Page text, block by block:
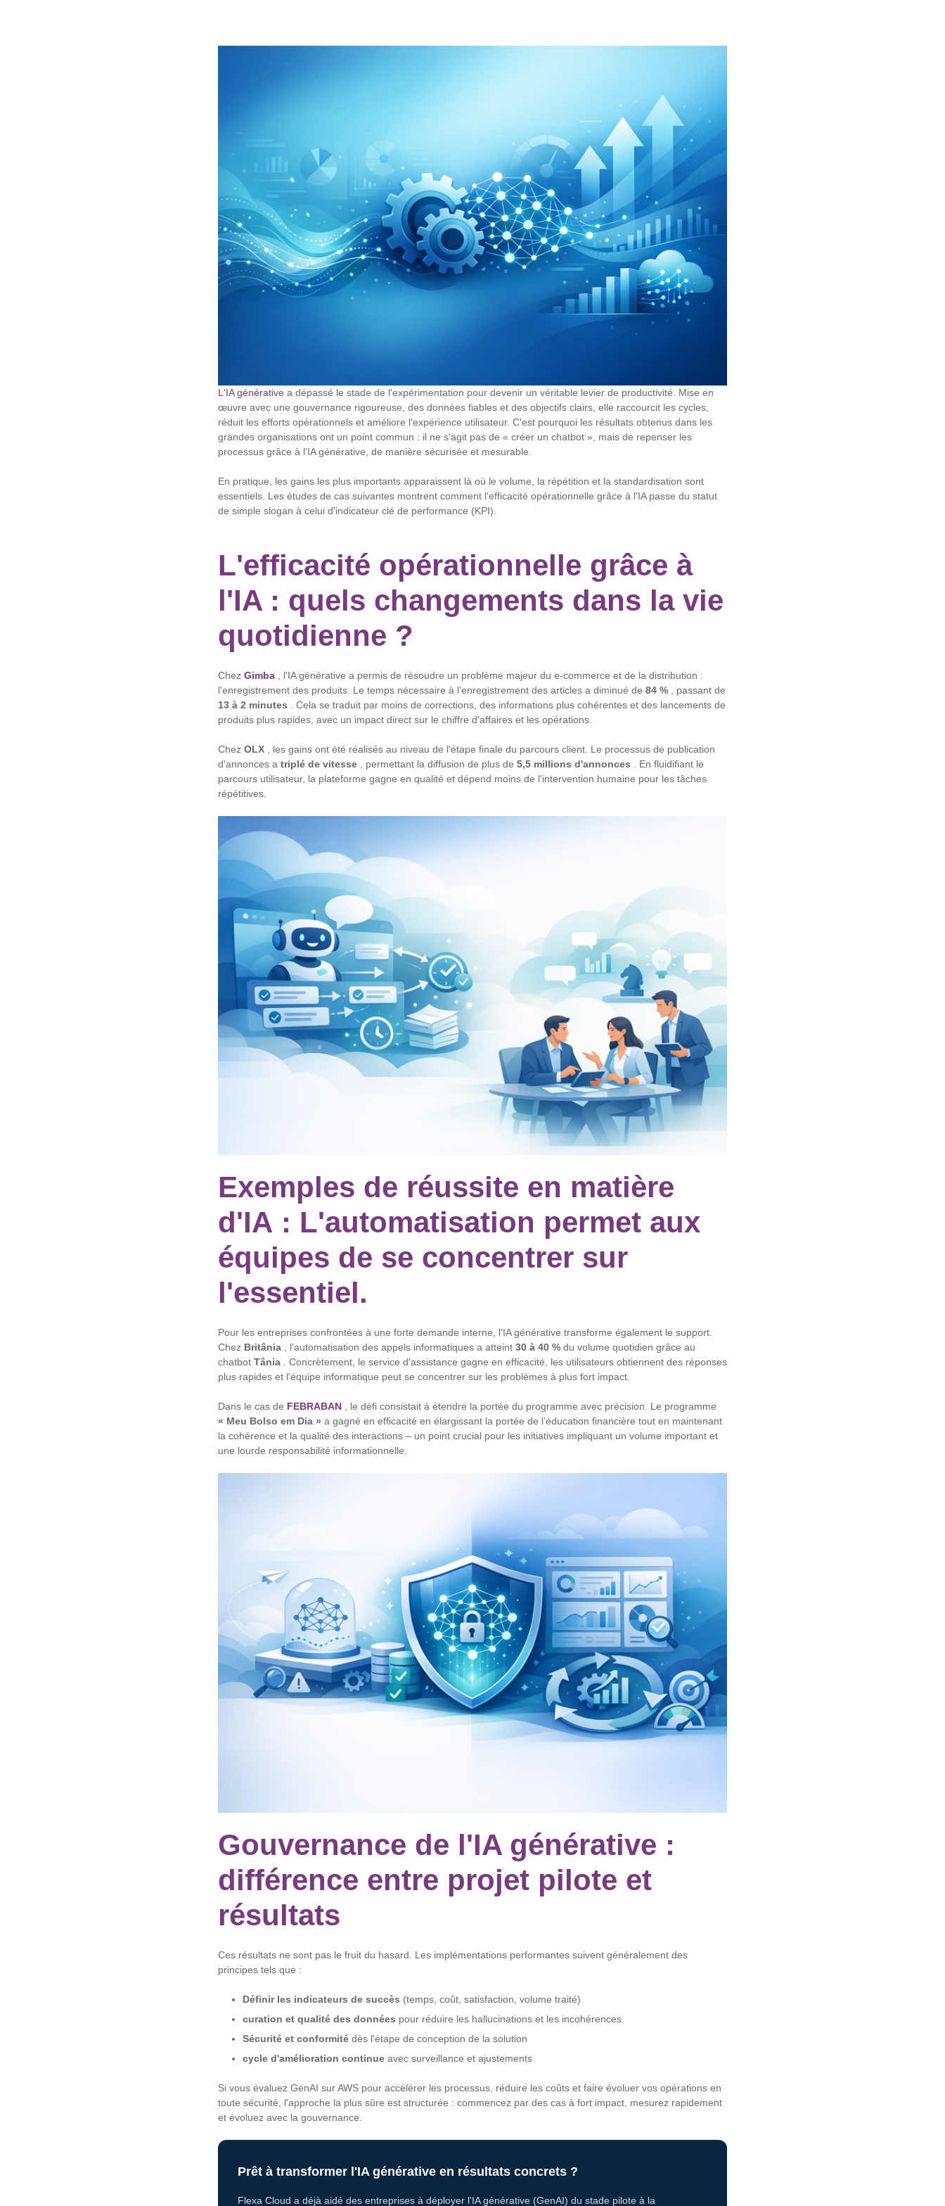
L'IA générative a dépassé le stade de l'expérimentation pour devenir un véritable levier de productivité. Mise en
œuvre avec une gouvernance rigoureuse, des données fiables et des objectifs clairs, elle raccourcit les cycles,
réduit les efforts opérationnels et améliore l'expérience utilisateur. C'est pourquoi les résultats obtenus dans les
grandes organisations ont un point commun : il ne s'agit pas de « créer un chatbot », mais de repenser les
processus grâce à l'IA générative, de manière sécurisée et mesurable.
En pratique, les gains les plus importants apparaissent là où le volume, la répétition et la standardisation sont
essentiels. Les études de cas suivantes montrent comment l'efficacité opérationnelle grâce à l'IA passe du statut
de simple slogan à celui d'indicateur clé de performance (KPI).
L'efficacité opérationnelle grâce à
l'IA : quels changements dans la vie
quotidienne ?
Chez Gimba , l'IA générative a permis de résoudre un problème majeur du e-commerce et de la distribution :
l'enregistrement des produits. Le temps nécessaire à l'enregistrement des articles a diminué de 84 % , passant de
13 à 2 minutes . Cela se traduit par moins de corrections, des informations plus cohérentes et des lancements de
produits plus rapides, avec un impact direct sur le chiffre d'affaires et les opérations.
Chez OLX , les gains ont été réalisés au niveau de l'étape finale du parcours client. Le processus de publication
d'annonces a triplé de vitesse , permettant la diffusion de plus de 5,5 millions d'annonces . En fluidifiant le
parcours utilisateur, la plateforme gagne en qualité et dépend moins de l'intervention humaine pour les tâches
répétitives.
Exemples de réussite en matière
d'IA : L'automatisation permet aux
équipes de se concentrer sur
l'essentiel.
Pour les entreprises confrontées à une forte demande interne, l'IA générative transforme également le support.
Chez Britânia , l'automatisation des appels informatiques a atteint 30 à 40 % du volume quotidien grâce au
chatbot Tânia . Concrètement, le service d'assistance gagne en efficacité, les utilisateurs obtiennent des réponses
plus rapides et l'équipe informatique peut se concentrer sur les problèmes à plus fort impact.
Dans le cas de FEBRABAN , le défi consistait à étendre la portée du programme avec précision. Le programme
« Meu Bolso em Dia » a gagné en efficacité en élargissant la portée de l’éducation financière tout en maintenant
la cohérence et la qualité des interactions – un point crucial pour les initiatives impliquant un volume important et
une lourde responsabilité informationnelle.
Gouvernance de l'IA générative :
différence entre projet pilote et
résultats
Ces résultats ne sont pas le fruit du hasard. Les implémentations performantes suivent généralement des
principes tels que :
Définir les indicateurs de succès (temps, coût, satisfaction, volume traité)
curation et qualité des données pour réduire les hallucinations et les incohérences
Sécurité et conformité dès l'étape de conception de la solution
cycle d'amélioration continue avec surveillance et ajustements
Si vous évaluez GenAI sur AWS pour accélérer les processus, réduire les coûts et faire évoluer vos opérations en
toute sécurité, l'approche la plus sûre est structurée : commencez par des cas à fort impact, mesurez rapidement
et évoluez avec la gouvernance.
Prêt à transformer l'IA générative en résultats concrets ?
Flexa Cloud a déjà aidé des entreprises à déployer l'IA générative (GenAI) du stade pilote à la